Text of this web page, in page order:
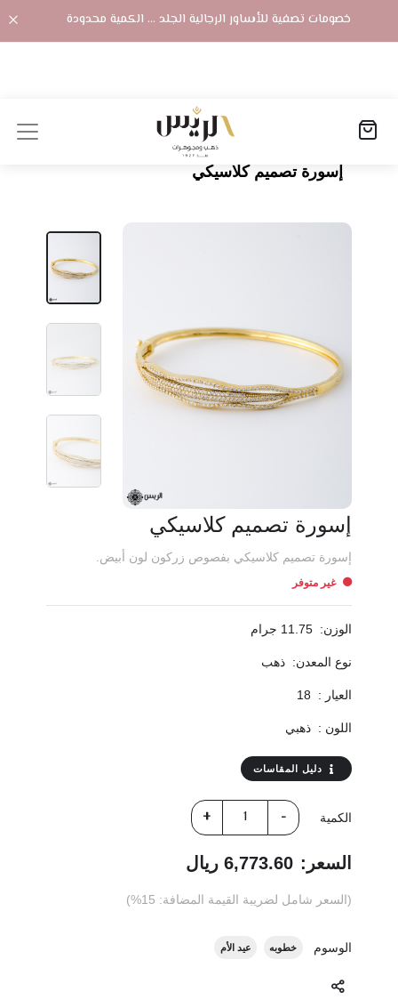
خصومات تصفية للأساور الرجالية الجلد ... الكمية محدودة
الصفحة الرئيسية
المنتجات
إسورة تصميم كلاسيكي
إسورة تصميم كلاسيكي
إسورة تصميم كلاسيكي بفصوص زركون لون أبيض.
غير متوفر
الوزن: 11.75 جرام
نوع المعدن: ذهب
العيار : 18
اللون : ذهبي
دليل المقاسات
الكمية
السعر: 6,773.60 ريال
(السعر شامل لضريبة القيمة المضافة: 15%)
الوسوم خطوبه عيد الأم